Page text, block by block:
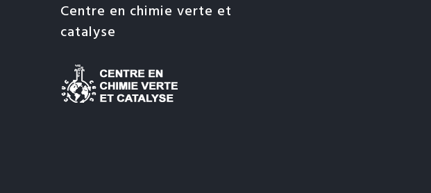
Centre en chimie verte et
catalyse